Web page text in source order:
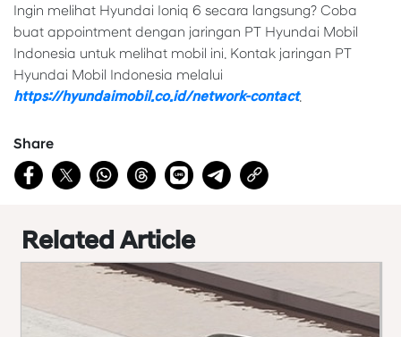
Ingin melihat Hyundai Ioniq 6 secara langsung? Coba
buat appointment dengan jaringan PT Hyundai Mobil
Indonesia untuk melihat mobil ini. Kontak jaringan PT
Hyundai Mobil Indonesia melalui
https://hyundaimobil.co.id/network-contact.
Share
Related Article